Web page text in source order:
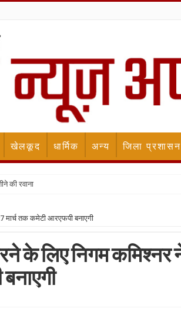
खेलकूद धार्मिक अन्य जिला प्रशासन
की रवाना
तक कमेटी आरएफपी बनाएगी
के लिए निगम कमिश्नर